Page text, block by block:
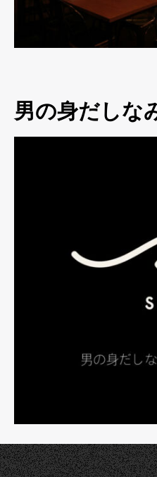
男の身だしな